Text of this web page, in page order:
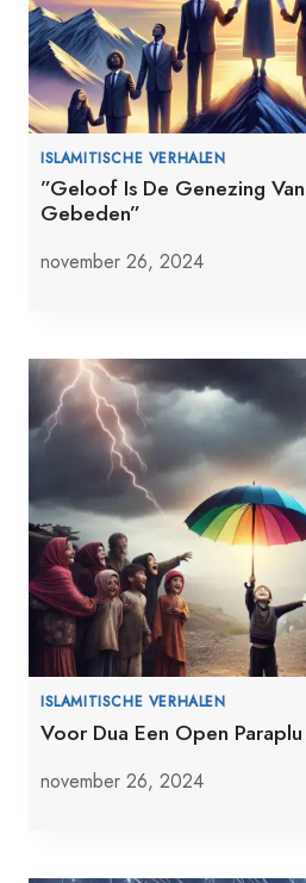
ISLAMITISCHE VERHALEN
”Geloof Is De Genezing
Gebeden”
november 26, 2024
ISLAMITISCHE VERHALEN
Voor Dua Een Open
november 26, 2024